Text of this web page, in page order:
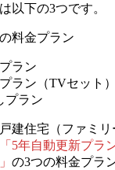
以下の3つです。
料金プラン
ラン
ラン（TVセット）
プラン
建住宅（ファミ
5年自動更新プラ
の3つの料金プラ